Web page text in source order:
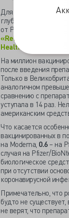
Для восстановления
глубже
от Pfizer,
«Restoring
Healthcare agencies
На миллион
после введения
Только в
аналогичном
сравнению с
уступала в 14 раз.
американским
Что касается
вакцинированных в
на Moderna, 0.6– на
случая на Pfizer/
биологическое
при отсутствии
коронавирусной
Примечательно, что
будто не
не верят, что